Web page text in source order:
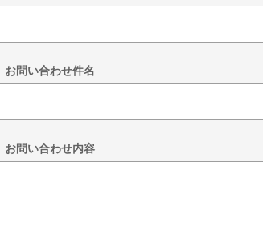
お問い合わせ件名
お問い合わせ内容